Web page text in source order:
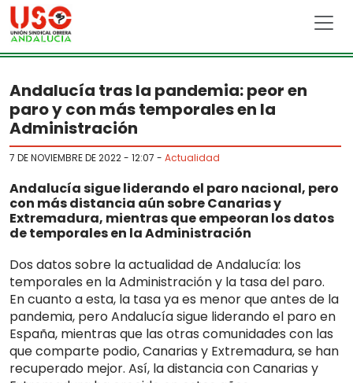
Skip to main content
Andalucía tras la pandemia: peor en
paro y con más temporales en la
Administración
7 DE NOVIEMBRE DE 2022 - 12:07 - Actualidad
Andalucía sigue liderando el paro nacional, pero
con más distancia aún sobre Canarias y
Extremadura, mientras que empeoran los datos
de temporales en la Administración
Dos datos sobre la actualidad de Andalucía: los
temporales en la Administración y la tasa del paro.
En cuanto a esta, la tasa ya es menor que antes de la
pandemia, pero Andalucía sigue liderando el paro en
España, mientras que las otras comunidades con las
que comparte podio, Canarias y Extremadura, se han
recuperado mejor. Así, la distancia con Canarias y